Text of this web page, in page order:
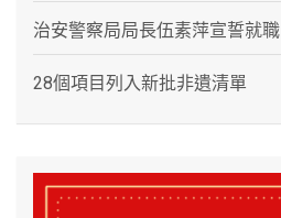
治安警察局局長伍素萍宣誓就職
28個項目列入新批非遺清單